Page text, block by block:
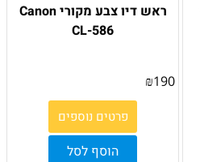
ראש דיו צבע מקורי Canon
CL-586
₪190
פרטים נוספים
הוסף לסל